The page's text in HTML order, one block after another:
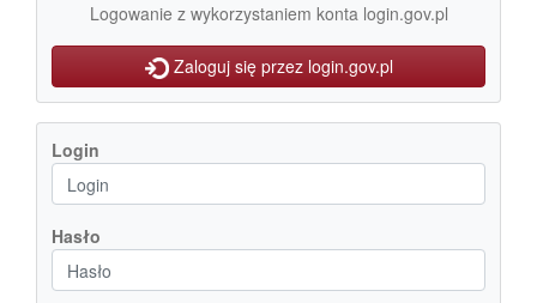
Logowanie z wykorzystaniem konta login.gov.pl
Zaloguj się przez login.gov.pl
Login
Hasło